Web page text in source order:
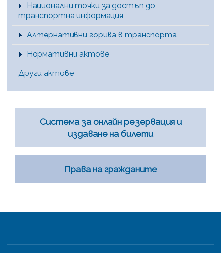
Национални точки за достъп до
транспортна информация
Алтернативни горива в транспорта
Нормативни актове
Други актове
Система за онлайн резервация и
издаване на билети
Права на гражданите